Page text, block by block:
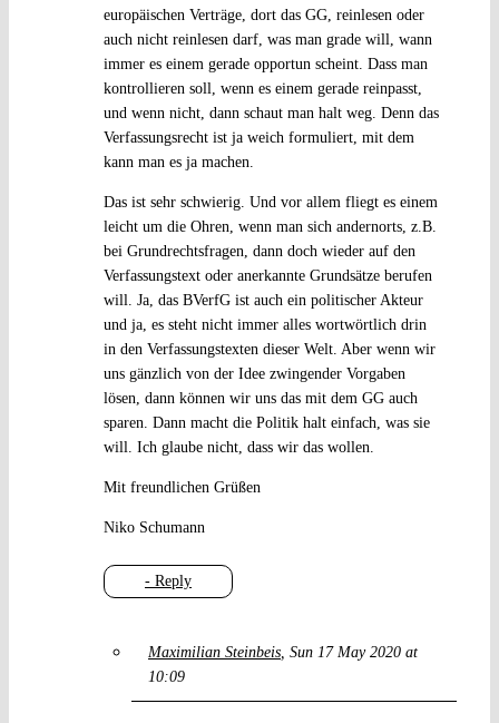
- Reply
europäischen Verträge, dort das GG, reinlesen oder
auch nicht reinlesen darf, was man grade will, wann
immer es einem gerade opportun scheint. Dass man
kontrollieren soll, wenn es einem gerade reinpasst,
und wenn nicht, dann schaut man halt weg. Denn das
Verfassungsrecht ist ja weich formuliert, mit dem
kann man es ja machen.
Das ist sehr schwierig. Und vor allem fliegt es einem
leicht um die Ohren, wenn man sich andernorts, z.B.
bei Grundrechtsfragen, dann doch wieder auf den
Verfassungstext oder anerkannte Grundsätze berufen
will. Ja, das BVerfG ist auch ein politischer Akteur
und ja, es steht nicht immer alles wortwörtlich drin
in den Verfassungstexten dieser Welt. Aber wenn wir
uns gänzlich von der Idee zwingender Vorgaben
lösen, dann können wir uns das mit dem GG auch
sparen. Dann macht die Politik halt einfach, was sie
will. Ich glaube nicht, dass wir das wollen.
Mit freundlichen Grüßen
Niko Schumann
Maximilian Steinbeis Sun 17 May 2020 at
10:09